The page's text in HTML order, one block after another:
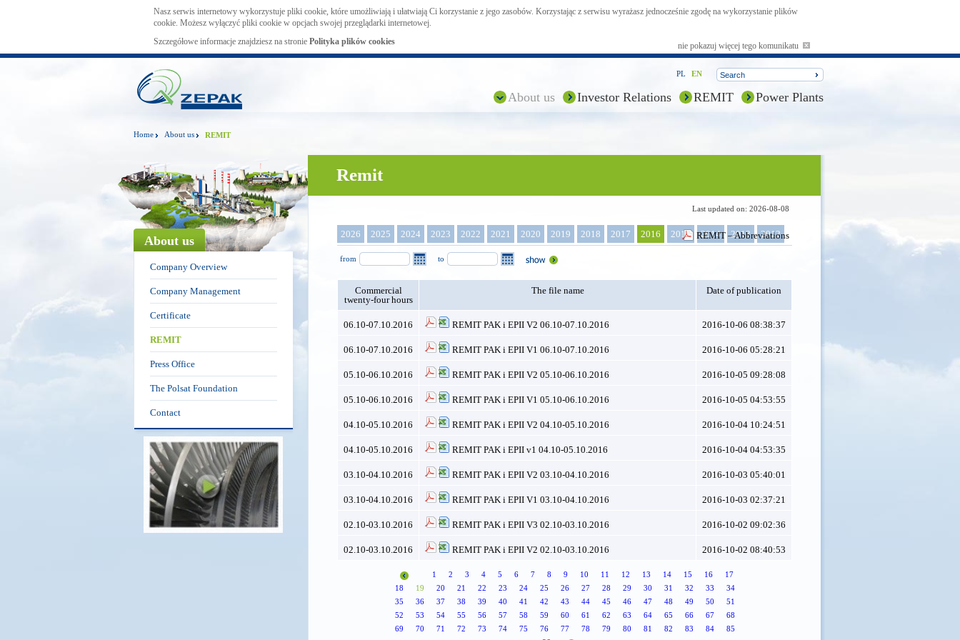
Nasz serwis internetowy wykorzystuje pliki cookie, które umożliwiają i ułatwiają Ci korzystanie z jego zasobów. Korzystając z serwisu wyrażasz jednocześnie zgodę na wykorzystanie plików
cookie. Możesz wyłączyć pliki cookie w opcjach swojej przeglądarki internetowej.
Szczegółowe informacje znajdziesz na stronie Polityka plików cookies nie pokazuj więcej tego komunikatu
PL EN
About us Investor Relations REMIT Power Plants
Home About us REMIT
About us
Company Overview
Company Management
Certificate
REMIT
Press Office
The Polsat Foundation
Contact
Last updated on: 2026-08-08
Remit
2026 2025 2024 2023 2022 2021 2020 2019 2018 2017 2016 2015 2014 2013 2012
from to
REMIT – Abbreviations
Commercial
twenty-four hours
The file name Date of publication
06.10-07.10.2016 REMIT PAK i EPII V2 06.10-07.10.2016 2016-10-06 08:38:37
06.10-07.10.2016 REMIT PAK i EPII V1 06.10-07.10.2016 2016-10-06 05:28:21
05.10-06.10.2016 REMIT PAK i EPII V2 05.10-06.10.2016 2016-10-05 09:28:08
05.10-06.10.2016 REMIT PAK i EPII V1 05.10-06.10.2016 2016-10-05 04:53:55
04.10-05.10.2016 REMIT PAK i EPII V2 04.10-05.10.2016 2016-10-04 10:24:51
04.10-05.10.2016 REMIT PAK i EPII v1 04.10-05.10.2016 2016-10-04 04:53:35
03.10-04.10.2016 REMIT PAK i EPII V2 03.10-04.10.2016 2016-10-03 05:40:01
03.10-04.10.2016 REMIT PAK i EPII V1 03.10-04.10.2016 2016-10-03 02:37:21
02.10-03.10.2016 REMIT PAK i EPII V3 02.10-03.10.2016 2016-10-02 09:02:36
02.10-03.10.2016 REMIT PAK i EPII V2 02.10-03.10.2016 2016-10-02 08:40:53
1 2 3 4 5 6 7 8 9 10 11 12 13 14 15 16
17
18
19 20 21 22 23 24 25 26 27 28 29 30 31 32 33
34
35
36 37 38 39 40 41 42 43 44 45 46 47 48 49 50
51
52
53 54 55 56 57 58 59 60 61 62 63 64 65 66 67
68
69
70 71 72 73 74 75 76 77 78 79 80 81 82 83 84
85